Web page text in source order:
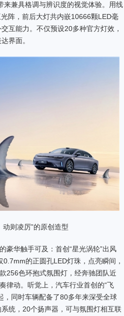
来兼具格调与辨识度的视觉体验。用线
阵，前后大灯共内嵌10666颗LED毫
互能力。不仅预设20多种官方灯效，
界面。
动则凌厉”的原创造型
豪华触手可及：首创“星光涡轮”出风
的正圆孔LED灯珠，点亮瞬间，
256色环抱式氛围灯，经奔驰团队近
律动。听觉上，汽车行业首创的“飞
，同时车辆配备了80多年来深受全球
统，20个扬声器，可与氛围灯相互联